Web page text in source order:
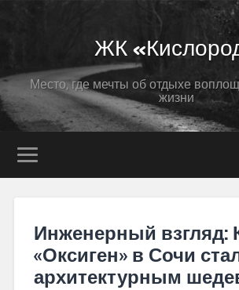
ЖК
Место, где мечты об отдыхе
жизни
Инженерный взгляд:
«Оксиген» в Сочи
архитектурным